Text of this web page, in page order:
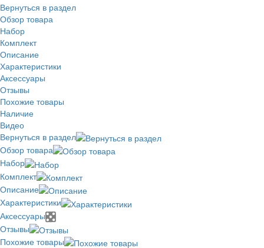
Вернуться в раздел
Обзор товара
Набор
Комплект
Описание
Характеристики
Аксессуары
Отзывы
Похожие товары
Наличие
Видео
Вернуться в раздел
Обзор товара
Набор
Комплект
Описание
Характеристики
Аксессуары
Отзывы
Похожие товары